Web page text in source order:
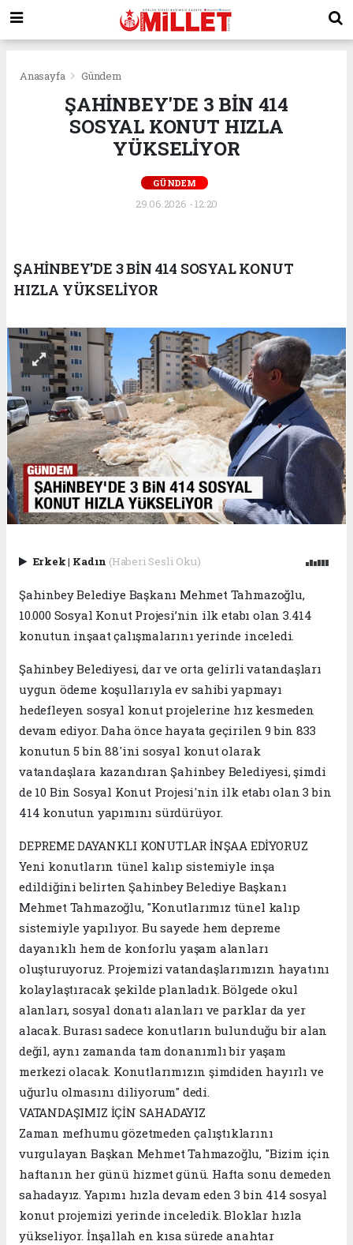
Anasayfa Gündem
ŞAHİNBEY'DE 3 BİN 414
SOSYAL KONUT HIZLA
YÜKSELİYOR
GÜNDEM
29.06.2026 - 12:20
ŞAHİNBEY'DE 3 BİN 414 SOSYAL KONUT
HIZLA YÜKSELİYOR
Erkek| Kadın (Haberi Sesli Oku)
Şahinbey Belediye Başkanı Mehmet Tahmazoğlu,
10.000 Sosyal Konut Projesi’nin ilk etabı olan 3.414
konutun inşaat çalışmalarını yerinde inceledi.
Şahinbey Belediyesi, dar ve orta gelirli vatandaşları
uygun ödeme koşullarıyla ev sahibi yapmayı
hedefleyen sosyal konut projelerine hız kesmeden
devam ediyor. Daha önce hayata geçirilen 9 bin 833
konutun 5 bin 88'ini sosyal konut olarak
vatandaşlara kazandıran Şahinbey Belediyesi, şimdi
de 10 Bin Sosyal Konut Projesi'nin ilk etabı olan 3 bin
414 konutun yapımını sürdürüyor.
DEPREME DAYANKLI KONUTLAR İNŞAA EDİYORUZ
Yeni konutların tünel kalıp sistemiyle inşa
edildiğini belirten Şahinbey Belediye Başkanı
Mehmet Tahmazoğlu, "Konutlarımız tünel kalıp
sistemiyle yapılıyor. Bu sayede hem depreme
dayanıklı hem de konforlu yaşam alanları
oluşturuyoruz. Projemizi vatandaşlarımızın hayatını
kolaylaştıracak şekilde planladık. Bölgede okul
alanları, sosyal donatı alanları ve parklar da yer
alacak. Burası sadece konutların bulunduğu bir alan
değil, aynı zamanda tam donanımlı bir yaşam
merkezi olacak. Konutlarımızın şimdiden hayırlı ve
uğurlu olmasını diliyorum" dedi.
VATANDAŞIMIZ İÇİN SAHADAYIZ
Zaman mefhumu gözetmeden çalıştıklarını
vurgulayan Başkan Mehmet Tahmazoğlu, "Bizim için
haftanın her günü hizmet günü. Hafta sonu demeden
sahadayız. Yapımı hızla devam eden 3 bin 414 sosyal
konut projemizi yerinde inceledik. Bloklar hızla
yükseliyor. İnşallah en kısa sürede anahtar